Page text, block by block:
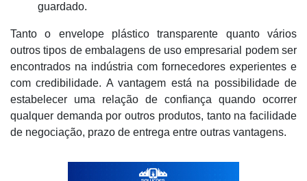
guardado.
Tanto o envelope plástico transparente quanto vários
outros tipos de embalagens de uso empresarial podem ser
encontrados na indústria com fornecedores experientes e
com credibilidade. A vantagem está na possibilidade de
estabelecer uma relação de confiança quando ocorrer
qualquer demanda por outros produtos, tanto na facilidade
de negociação, prazo de entrega entre outras vantagens.